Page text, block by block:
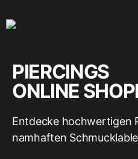
PIERCINGS
ONLINE
Entdecke hochwertigen
namhaften